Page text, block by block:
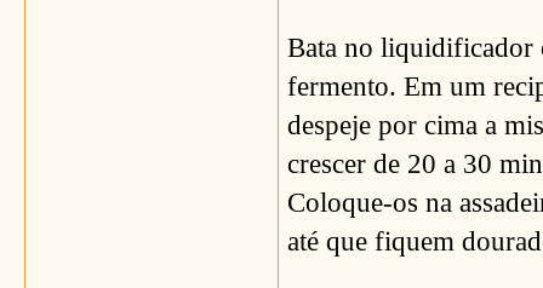
Bata no liquidificador
fermento. Em um
despeje por cima a
crescer de 20 a 30
Coloque-os na
até que fiquem